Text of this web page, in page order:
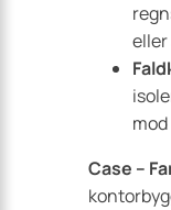
Case –